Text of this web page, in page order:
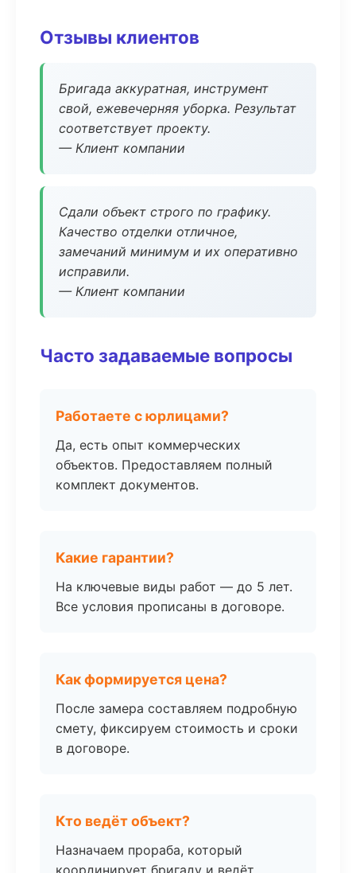
Отзывы клиентов
Бригада аккуратная, инструмент
свой, ежевечерняя уборка. Результат
соответствует проекту.
— Клиент компании
Сдали объект строго по графику.
Качество отделки отличное,
замечаний минимум и их оперативно
исправили.
— Клиент компании
Часто задаваемые вопросы
Работаете с юрлицами?
Да, есть опыт коммерческих
объектов. Предоставляем полный
комплект документов.
Какие гарантии?
На ключевые виды работ — до 5 лет.
Все условия прописаны в договоре.
Как формируется цена?
После замера составляем подробную
смету, фиксируем стоимость и сроки
в договоре.
Кто ведёт объект?
Назначаем прораба, который
координирует бригаду и ведёт